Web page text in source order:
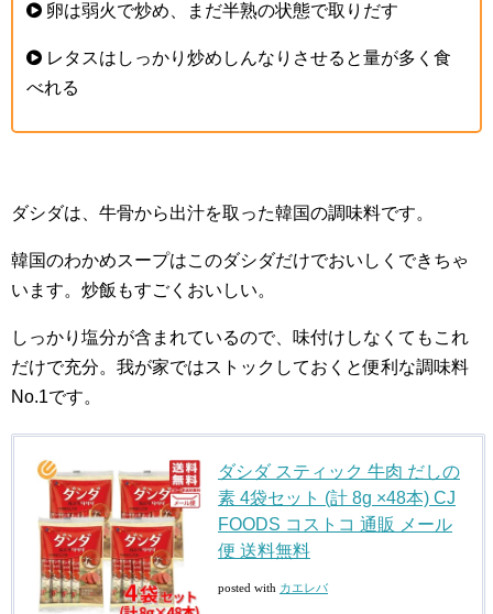
卵は弱火で炒め、まだ半熟の状態で取りだす
レタスはしっかり炒めしんなりさせると量が多く食
べれる
ダシダは、牛骨から出汁を取った韓国の調味料です。
韓国のわかめスープはこのダシダだけでおいしくできちゃ
います。炒飯もすごくおいしい。
しっかり塩分が含まれているので、味付けしなくてもこれ
だけで充分。我が家ではストックしておくと便利な調味料
No.1です。
ダシダ スティック 牛肉 だしの
素 4袋セット (計 8g ×48本) CJ
FOODS コストコ 通販 メール
便 送料無料
posted with カエレバ